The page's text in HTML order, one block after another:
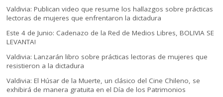
Valdivia: Publican video que resume los hallazgos sobre prácticas
lectoras de mujeres que enfrentaron la dictadura
Este 4 de Junio: Cadenazo de la Red de Medios Libres, BOLIVIA SE
LEVANTA!
Valdivia: Lanzarán libro sobre prácticas lectoras de mujeres que
resistieron a la dictadura
Valdivia: El Húsar de la Muerte, un clásico del Cine Chileno, se
exhibirá de manera gratuita en el Día de los Patrimonios